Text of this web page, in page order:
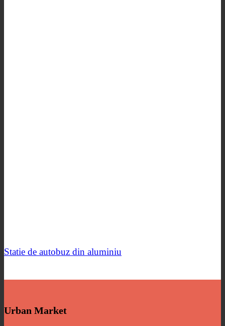
Statie de autobuz din aluminiu
Urban Market